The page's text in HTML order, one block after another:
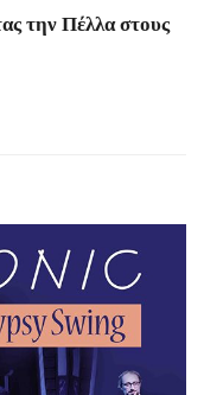
την Πέλλα στους